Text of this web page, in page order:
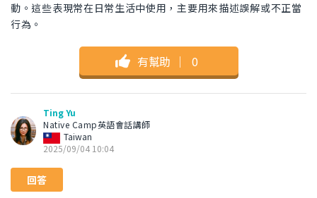
動。這些表現常在日常生活中使用，主要用來描述誤解或不正當
行為。
有幫助 ｜ 0
Ting Yu
Native Camp英語會話講師
Taiwan
2025/09/04 10:04
回答